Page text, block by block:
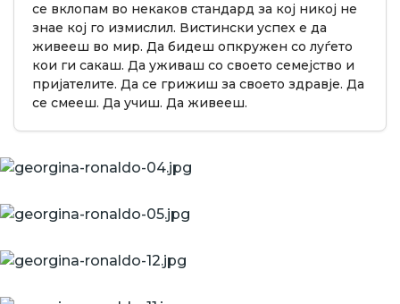
се вклопам во некаков стандард за кој никој не
знае кој го измислил. Вистински успех е да
живееш во мир. Да бидеш опкружен со луѓето
кои ги сакаш. Да уживаш со своето семејство и
пријателите. Да се грижиш за своето здравје. Да
се смееш. Да учиш. Да живееш.